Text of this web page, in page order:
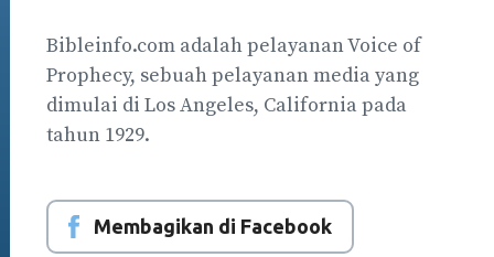
Bibleinfo.com adalah pelayanan Voice of
Prophecy, sebuah pelayanan media yang
dimulai di Los Angeles, California pada
tahun 1929.
Membagikan di Facebook